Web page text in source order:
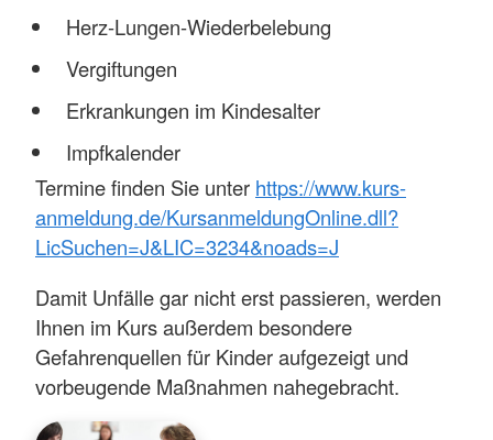
Herz-Lungen-Wiederbelebung
Vergiftungen
Erkrankungen im Kindesalter
Impfkalender
Termine finden Sie unter https://www.kurs-
anmeldung.de/KursanmeldungOnline.dll?
LicSuchen=J&LIC=3234&noads=J
Damit Unfälle gar nicht erst passieren, werden
Ihnen im Kurs außerdem besondere
Gefahrenquellen für Kinder aufgezeigt und
vorbeugende Maßnahmen nahegebracht.